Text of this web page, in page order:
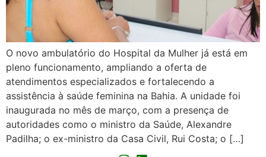
O novo ambulatório do Hospital da Mulher já está em
pleno funcionamento, ampliando a oferta de
atendimentos especializados e fortalecendo a
assistência à saúde feminina na Bahia. A unidade foi
inaugurada no mês de março, com a presença de
autoridades como o ministro da Saúde, Alexandre
Padilha; o ex-ministro da Casa Civil, Rui Costa; o […]